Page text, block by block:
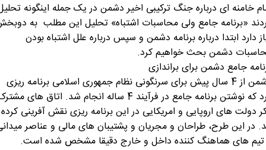
خامنه ای درباره جنگ ترکیبی اخیر دشمن در یک جمله اینگونه
«برنامه جامع ولی محاسبات اشتباه» تحلیل این مطلب به
دارد ابتدا درباره برنامه دشمن و سپس درباره علل اشتباه بودن
دشمن بحث خواهیم کرد.
جامع دشمن برای براندازی
دشمن از 4 سال پیش برای سرنگونی نظام جمهوری اسلامی برنامه ریزی
کرد که نوشتن برنامه جامع در فرآیند 4 ساله انجام شد. اتاق های
دولت های اروپایی و امریکایی در این برنامه ریزی نقش آفرینی کرده
در این طرح، طراحان و مجریان و پشتیبان های مالی و عناصر
های هماهنگ کننده داخل و خارج دقیقا مشخص شده است.